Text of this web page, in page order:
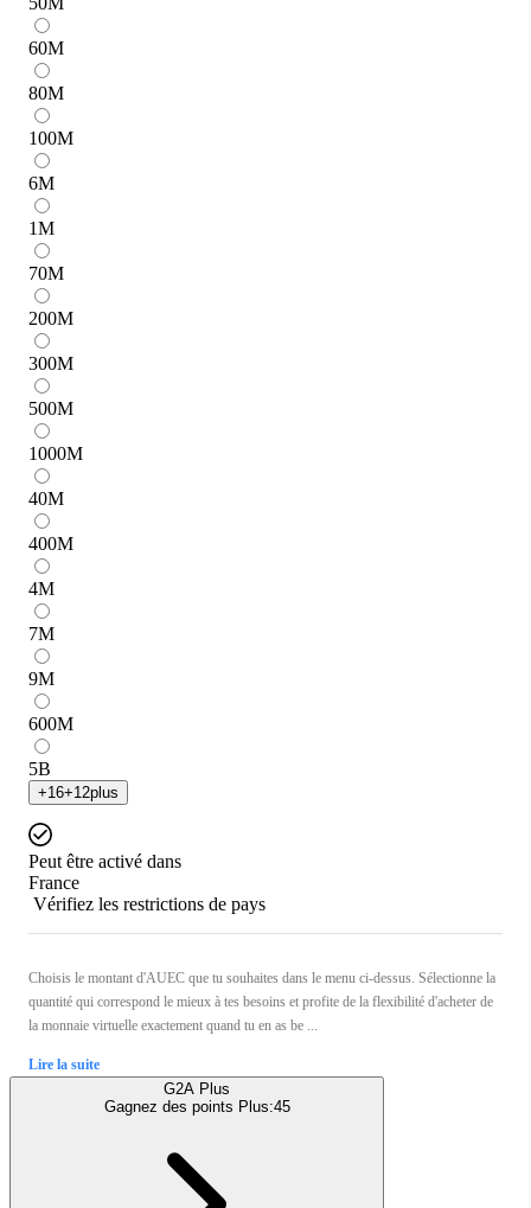
60M
80M
100M
6M
1M
70M
200M
300M
500M
1000M
40M
400M
4M
7M
9M
600M
5B
+16+12plus
Peut être activé dans
France
Vérifiez les restrictions de pays
Choisis le montant d'AUEC que tu souhaites dans le menu ci-dessus. Sélectionne la
quantité qui correspond le mieux à tes besoins et profite de la flexibilité d'acheter de
la monnaie virtuelle exactement quand tu en as be ...
Lire la suite
G2A Plus
Gagnez des points Plus:45